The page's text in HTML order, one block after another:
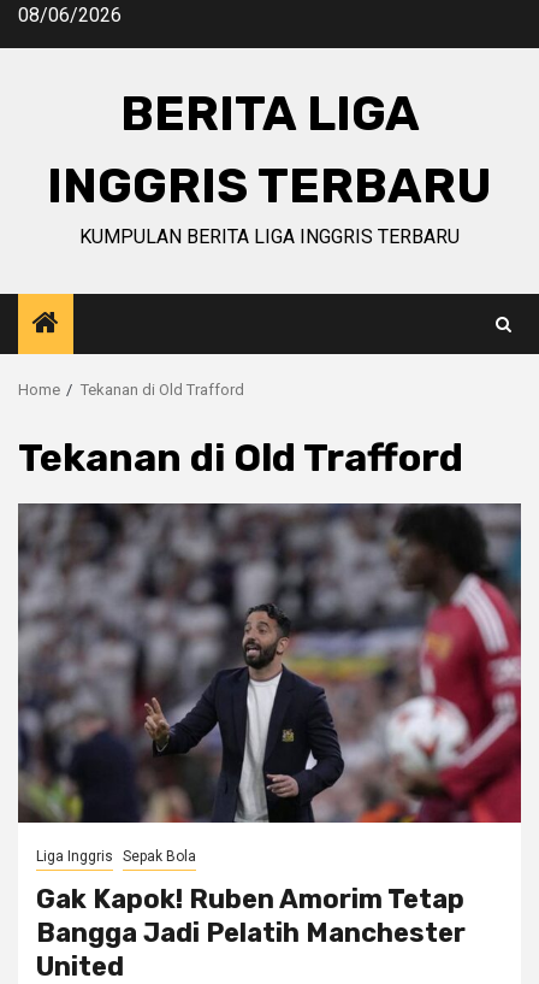
Skip08/06/2026
BERITA LIGA
INGGRIS TERBARU
KUMPULAN BERITA LIGA INGGRIS TERBARU
Home Tekanan di Old Trafford
Tekanan di Old Trafford
Liga Inggris Sepak Bola
Gak Kapok! Ruben Amorim Tetap
Bangga Jadi Pelatih Manchester
United